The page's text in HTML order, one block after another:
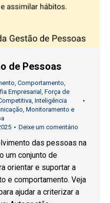
de Pessoas
, Comportamento,
Empresarial , Força de
, Inteligência
, Monitoramento e
Deixe um comentário
das pessoas na
um conjunto de
orientar e suportar a
e comportamento. Veja
ajudar a criterizar a